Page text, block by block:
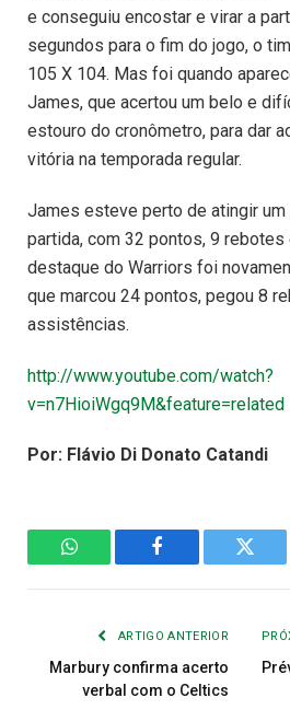
e conseguiu encostar e virar a
segundos para o fim do jogo, o
105 X 104. Mas foi quando
James, que acertou um belo e
estouro do cronômetro, para dar
vitória na temporada regular.
James esteve perto de atingir um
partida, com 32 pontos, 9
destaque do Warriors foi
que marcou 24 pontos, pegou 8
assistências.
http://www.youtube.com/watch?
v=n7HioiWgq9M&feature=related
Por: Flávio Di Donato Catandi
WhatsAppFacebook
ARTIGO ANTERIOR
Marbury confirma acerto
verbal com o Celtics